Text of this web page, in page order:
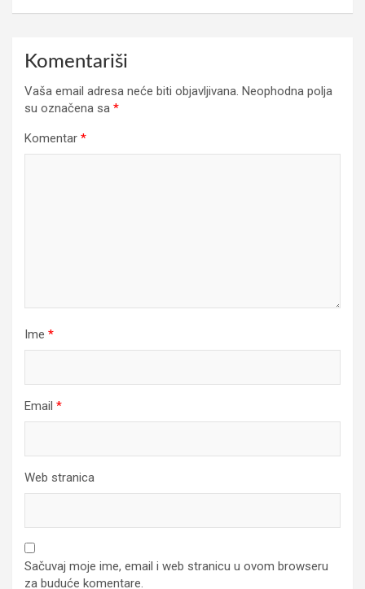
Komentariši
Vaša email adresa neće biti objavljivana. Neophodna polja
su označena sa *
Komentar *
Ime *
Email *
Web stranica
Sačuvaj moje ime, email i web stranicu u ovom browseru
za buduće komentare.